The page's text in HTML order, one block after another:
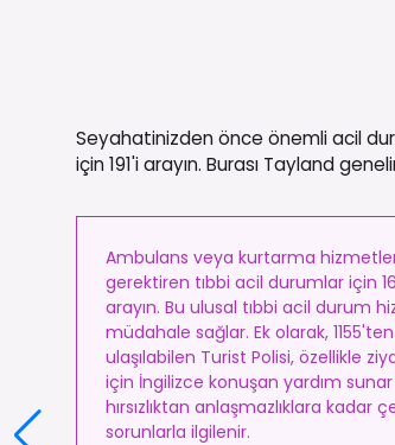
Seyahatinizden önce önemli acil
için 191'i arayın. Burası Tayland
Ambulans veya kurtarma
gerektiren tıbbi acil durumlar için
arayın. Bu ulusal tıbbi acil durum
müdahale sağlar. Ek olarak, 1155'ten
ulaşılabilen Turist Polisi, özellikle
için İngilizce konuşan yardım
hırsızlıktan anlaşmazlıklara kadar
sorunlarla ilgilenir.